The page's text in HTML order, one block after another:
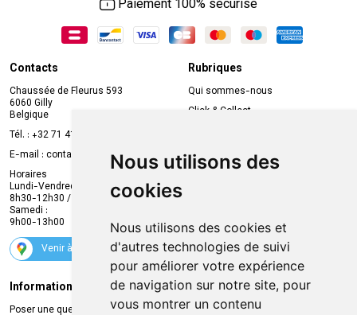
Nous utilisons des
cookies
Nous utilisons des cookies et
d'autres technologies de suivi
pour améliorer votre expérience
de navigation sur notre site, pour
vous montrer un contenu
Paiement 100% sécurisé
Contacts
Chaussée de Fleurus 593
6060 Gilly
Belgique
Tél. : +32 71 41 32 10
E-mail : contact
mvapharma.be
Horaires
Lundi-Vendredi :
8h30-12h30 / 13h30-18h30
Samedi :
9h00-13h00
Venir à la pharmacie
Rubriques
Qui sommes-nous
Click & Collect
Compte professionnel
Envoi d’ordonnance
Suivez-nous
Informations légales
Poser une question
Livraison
Retrait à la pharmacie